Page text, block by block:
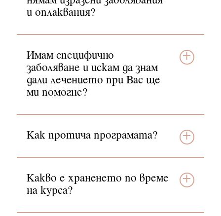
и оплаквания?
Имам специфично
заболяване и искам да знам
дали лечението при Вас ще
ми помогне?
Как протича програмата?
Какво е храненето по време
на курса?